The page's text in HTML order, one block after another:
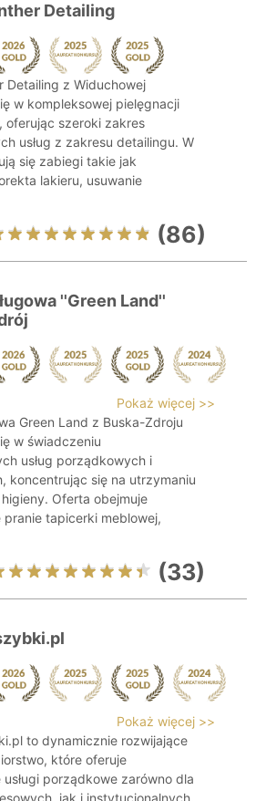
Detailing
Detailing z Widuchowej
w kompleksowej pielęgnacji
oferując szeroki zakres
usług z zakresu detailingu. W
się zabiegi takie jak
lakieru, usuwanie
(86)
''Green Land''
Pokaż więcej >>
Green Land z Buska-Zdroju
w świadczeniu
usług porządkowych i
koncentrując się na utrzymaniu
Oferta obejmuje
pranie tapicerki meblowej,
(33)
Pokaż więcej >>
to dynamicznie rozwijające
które oferuje
usługi porządkowe zarówno dla
jak i instytucjonalnych.